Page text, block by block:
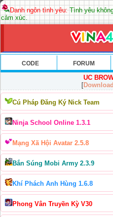
Danh ngôn tình yêu:Tình yêu
cảm xúc.
CODE FORUM
UC
[Download
Cú Pháp Đăng Ký Nick Team
Ninja School Online 1.3.1
Mạng Xã Hội Avatar 2.5.8
Bắn Súng Mobi Army 2.3.9
Khí Phách Anh Hùng 1.6.8
Phong Vân Truyền Kỳ V30